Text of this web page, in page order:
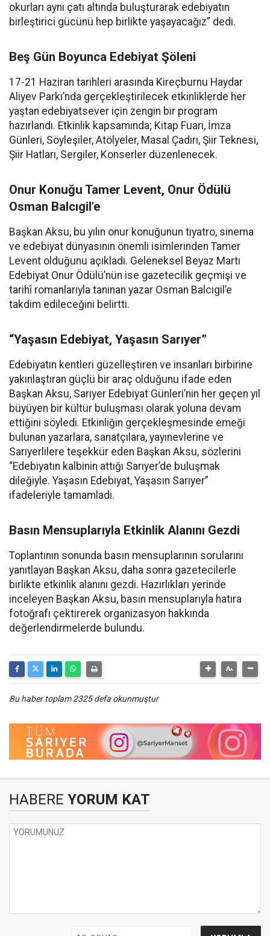
okurları aynı çatı altında buluşturarak edebiyatın
birleştirici gücünü hep birlikte yaşayacağız” dedi.
Beş Gün Boyunca Edebiyat Şöleni
17-21 Haziran tarihleri arasında Kireçburnu Haydar
Aliyev Parkı’nda gerçekleştirilecek etkinliklerde her
yaştan edebiyatsever için zengin bir program
hazırlandı. Etkinlik kapsamında; Kitap Fuarı, İmza
Günleri, Söyleşiler, Atölyeler, Masal Çadırı, Şiir Teknesi,
Şiir Hatları, Sergiler, Konserler düzenlenecek.
Onur Konuğu Tamer Levent, Onur Ödülü
Osman Balcıgil’e
Başkan Aksu, bu yılın onur konuğunun tiyatro, sinema
ve edebiyat dünyasının önemli isimlerinden Tamer
Levent olduğunu açıkladı. Geleneksel Beyaz Martı
Edebiyat Onur Ödülü’nün ise gazetecilik geçmişi ve
tarihî romanlarıyla tanınan yazar Osman Balcıgil’e
takdim edileceğini belirtti.
“Yaşasın Edebiyat, Yaşasın Sarıyer”
Edebiyatın kentleri güzelleştiren ve insanları birbirine
yakınlaştıran güçlü bir araç olduğunu ifade eden
Başkan Aksu, Sarıyer Edebiyat Günleri’nin her geçen yıl
büyüyen bir kültür buluşması olarak yoluna devam
ettiğini söyledi. Etkinliğin gerçekleşmesinde emeği
bulunan yazarlara, sanatçılara, yayınevlerine ve
Sarıyerlilere teşekkür eden Başkan Aksu, sözlerini
“Edebiyatın kalbinin attığı Sarıyer’de buluşmak
dileğiyle. Yaşasın Edebiyat, Yaşasın Sarıyer”
ifadeleriyle tamamladı.
Basın Mensuplarıyla Etkinlik Alanını Gezdi
Toplantının sonunda basın mensuplarının sorularını
yanıtlayan Başkan Aksu, daha sonra gazetecilerle
birlikte etkinlik alanını gezdi. Hazırlıkları yerinde
inceleyen Başkan Aksu, basın mensuplarıyla hatıra
fotoğrafı çektirerek organizasyon hakkında
değerlendirmelerde bulundu.
Bu haber toplam 2325 defa okunmuştur
HABERE YORUM KAT